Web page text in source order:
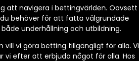
att navigera i bettingvärlden. Oavsett
behöver för att fatta välgrundade
underhållning och utbildning.
vi göra betting tillgängligt för alla. Vi
vi efter att erbjuda något för alla. Hos